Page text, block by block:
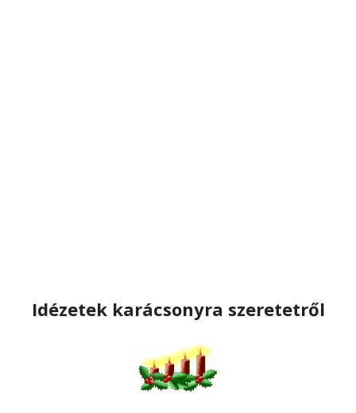
Idézetek karácsonyra szeretetről